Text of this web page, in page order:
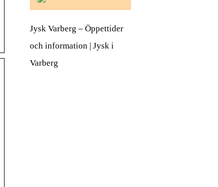
Jysk Varberg – Öppettider
och information | Jysk i
Varberg